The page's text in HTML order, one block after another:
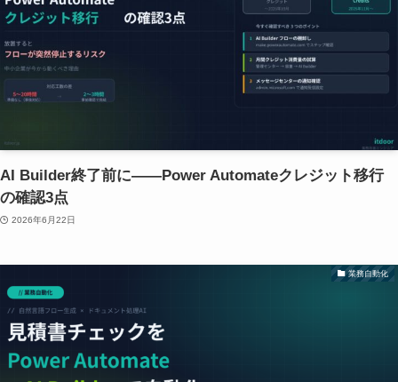
AI Builder終了前に——Power Automateクレジット移行
の確認3点
2026年6月22日
業務自動化